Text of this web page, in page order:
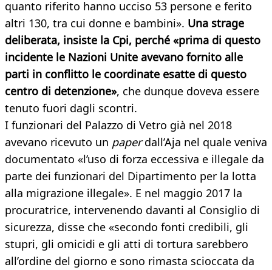
quanto riferito hanno ucciso 53 persone e ferito
altri 130, tra cui donne e bambini». Una strage
deliberata, insiste la Cpi, perché «prima di questo
incidente le Nazioni Unite avevano fornito alle
parti in conflitto le coordinate esatte di questo
centro di detenzione», che dunque doveva essere
tenuto fuori dagli scontri.
I funzionari del Palazzo di Vetro già nel 2018
avevano ricevuto un paperdall’Aja nel quale veniva
documentato «l’uso di forza eccessiva e illegale da
parte dei funzionari del Dipartimento per la lotta
alla migrazione illegale». E nel maggio 2017 la
procuratrice, intervenendo davanti al Consiglio di
sicurezza, disse che «secondo fonti credibili, gli
stupri, gli omicidi e gli atti di tortura sarebbero
all’ordine del giorno e sono rimasta scioccata da